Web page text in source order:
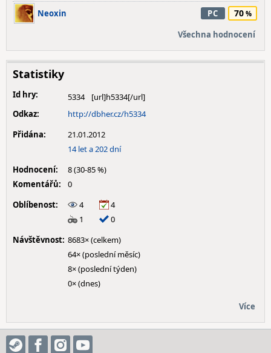
Neoxin PC 70
Všechna hodnocení
Statistiky
Id hry:
5334
Odkaz:
http://dbher.cz/h5334
Přidána:
21.01.2012
14 let a 202 dní
Hodnocení:
8 (30-85 %)
Komentářů:
0
Oblíbenost:
4
4
1
0
Návštěvnost: 8683× (celkem)
64× (poslední měsíc)
8× (poslední týden)
0× (dnes)
Více